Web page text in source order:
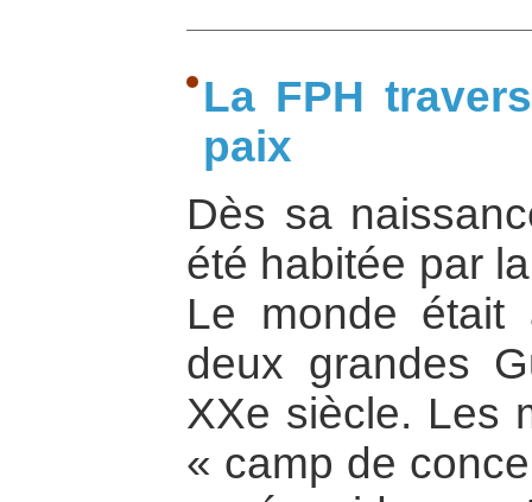
La FPH
paix
Dès sa
été habitée par
Le monde était
deux grandes
XXe siècle. Les
« camp de